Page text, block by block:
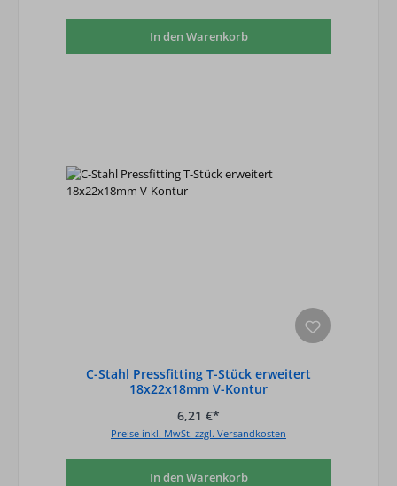
In den Warenkorb
C-Stahl Pressfitting T-Stück erweitert
18x22x18mm V-Kontur
6,21 €*
Preise inkl. MwSt. zzgl. Versandkosten
In den Warenkorb